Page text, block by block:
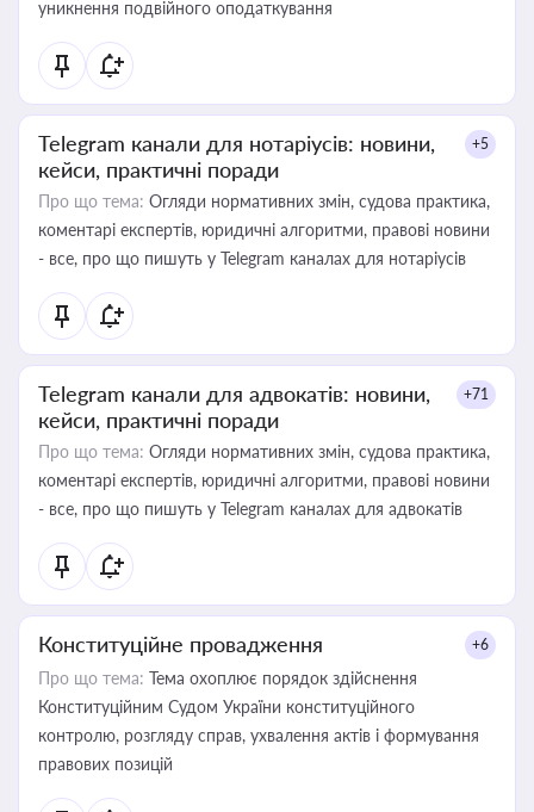
уникнення подвійного оподаткування
Telegram канали для нотаріусів: новини,
кейси, практичні поради
+5
Про що тема: Огляди нормативних змін, судова практика,
коментарі експертів, юридичні алгоритми, правові новини
- все, про що пишуть у Telegram каналах для нотаріусів
Telegram канали для адвокатів: новини,
кейси, практичні поради
+71
Про що тема: Огляди нормативних змін, судова практика,
коментарі експертів, юридичні алгоритми, правові новини
- все, про що пишуть у Telegram каналах для адвокатів
Конституційне провадження +6
Про що тема: Тема охоплює порядок здійснення
Конституційним Судом України конституційного
контролю, розгляду справ, ухвалення актів і формування
правових позицій